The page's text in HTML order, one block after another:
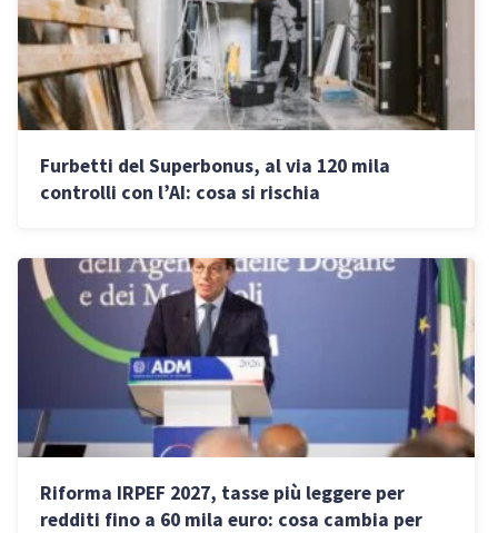
Furbetti del Superbonus, al via 120 mila
controlli con l’AI: cosa si rischia
Riforma IRPEF 2027, tasse più leggere per
redditi fino a 60 mila euro: cosa cambia per